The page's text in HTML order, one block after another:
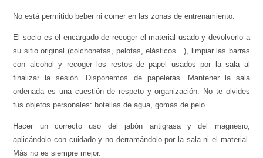
No está permitido beber ni comer en las zonas de entrenamiento.
El socio es el encargado de recoger el material usado y devolverlo a
su sitio original (colchonetas, pelotas, elásticos…), limpiar las barras
con alcohol y recoger los restos de papel usados por la sala al
finalizar la sesión. Disponemos de papeleras. Mantener la sala
ordenada es una cuestión de respeto y organización. No te olvides
tus objetos personales: botellas de agua, gomas de pelo…
Hacer un correcto uso del jabón antigrasa y del magnesio,
aplicándolo con cuidado y no derramándolo por la sala ni el material.
Más no es siempre mejor.